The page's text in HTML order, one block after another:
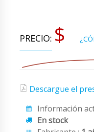
PRECIO: $
Descargue el
Información
En stock